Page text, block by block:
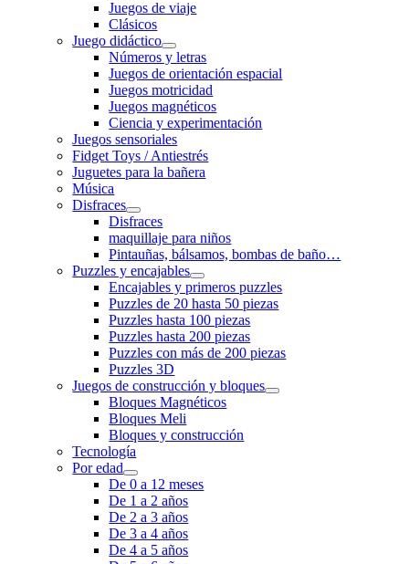
Juegos de viaje
Clásicos
Juego didáctico
Números y letras
Juegos de orientación espacial
Juegos motricidad
Juegos magnéticos
Ciencia y experimentación
Juegos sensoriales
Fidget Toys / Antiestrés
Juguetes para la bañera
Música
Disfraces
Disfraces
maquillaje para niños
Pintauñas, bálsamos, bombas de baño…
Puzzles y encajables
Encajables y primeros puzzles
Puzzles de 20 hasta 50 piezas
Puzzles hasta 100 piezas
Puzzles hasta 200 piezas
Puzzles con más de 200 piezas
Puzzles 3D
Juegos de construcción y bloques
Bloques Magnéticos
Bloques Meli
Bloques y construcción
Tecnología
Por edad
De 0 a 12 meses
De 1 a 2 años
De 2 a 3 años
De 3 a 4 años
De 4 a 5 años